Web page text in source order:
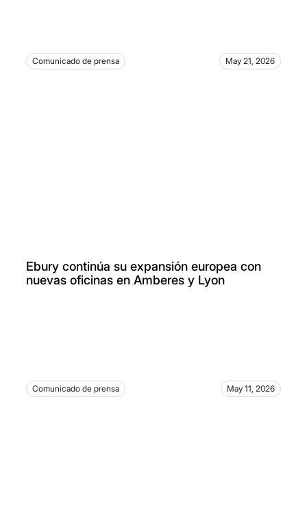
Comunicado de prensa May 21, 2026
Ebury continúa su expansión europea con
nuevas oficinas en Amberes y Lyon
Comunicado de prensa May 11, 2026